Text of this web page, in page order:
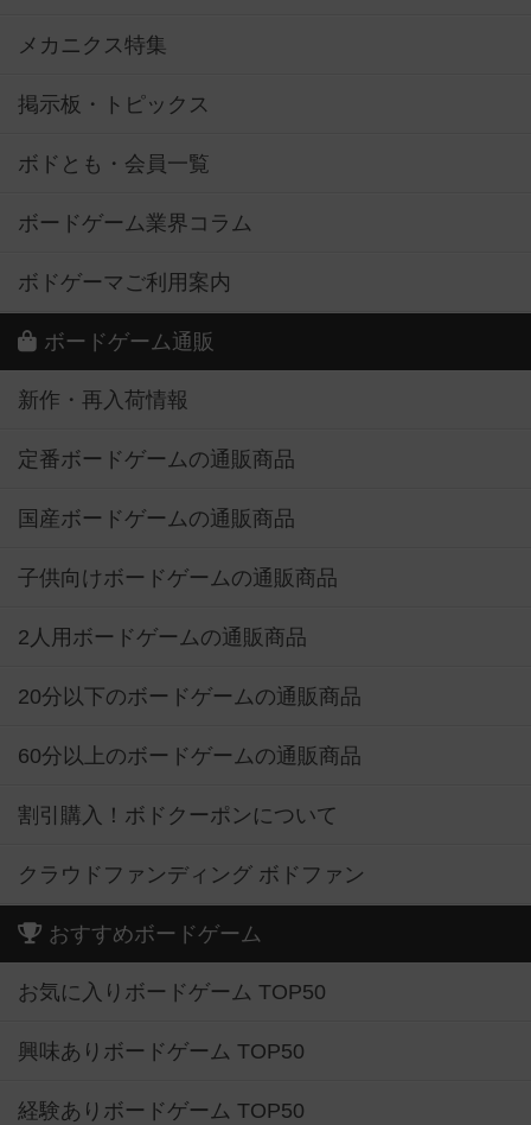
メカニクス特集
掲示板・トピックス
ボドとも・会員一覧
ボードゲーム業界コラム
ボドゲーマご利用案内
ボードゲーム通販
新作・再入荷情報
定番ボードゲームの通販商品
国産ボードゲームの通販商品
子供向けボードゲームの通販商品
2人用ボードゲームの通販商品
20分以下のボードゲームの通販商品
60分以上のボードゲームの通販商品
割引購入！ボドクーポンについて
クラウドファンディング ボドファン
おすすめボードゲーム
お気に入りボードゲーム TOP50
興味ありボードゲーム TOP50
経験ありボードゲーム TOP50